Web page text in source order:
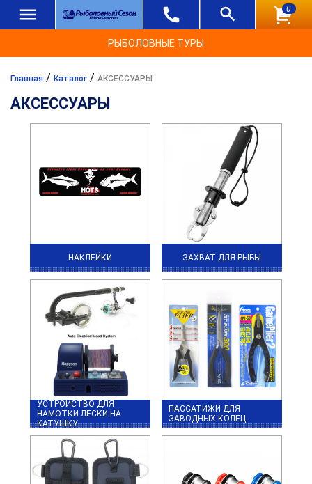
0
РЫБОЛОВНЫЕ ТУРЫ
Главная / Каталог / АКСЕССУАРЫ
АКСЕССУАРЫ
НАКЛЕЙКИ ЗАХВАТ ДЛЯ РЫБЫ
УСТРОЙСТВО ДЛЯ
НАМОТКИ ЛЕСКИ НА
КАТУШКУ
ПАССАТИЖИ ДЛЯ
ЗАВОДНЫХ КОЛЕЦ